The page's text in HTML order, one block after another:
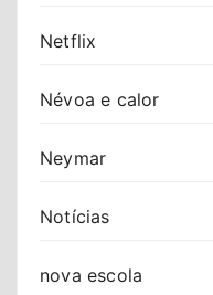
Netflix
Névoa e calor
Neymar
Notícias
nova escola